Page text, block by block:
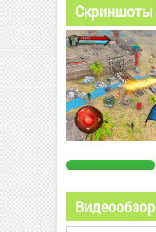
Скриншоты
Видеообзор